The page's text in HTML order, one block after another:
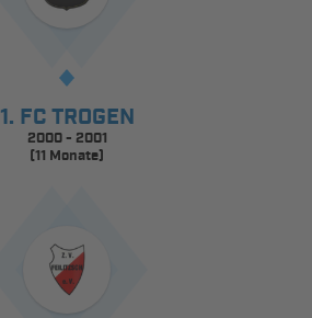
1. FC TROGEN
2000 - 2001
(11 Monate)